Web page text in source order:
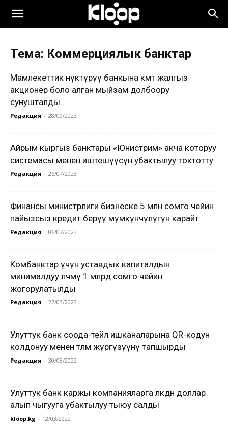
Тема: Коммерциялык банктар
Мамлекеттик өнүктүрүү банкына өкмөт жалгыз
акционер боло алган мыйзам долбоору
сунушталды
Редакция - 28/09/2023
Айрым кыргыз банктары «Юнистрим» акча которуу
системасы менен иштешүүсүн убактылуу токтотту
Редакция - 25/07/2023
Финансы министрлиги бизнеске 5 млн сомго чейин
пайызсыз кредит берүү мүмкүнчүлүгүн карайт
Редакция - 06/07/2023
Комбанктар үчүн уставдык капиталдын
минималдуу өлчөмү 1 млрд сомго чейин
жогорулатылды
Редакция - 27/03/2023
Улуттук банк соода-тейлөө ишканаларына QR-кодун
колдонуу менен төлөм жүргүзүүнү тапшырды
Редакция - 30/08/2022
Улуттук банк каржы компанияларга өлкөдөн доллар
алып чыгууга убактылуу тыюу салды
kloop.kg - 12/03/2022